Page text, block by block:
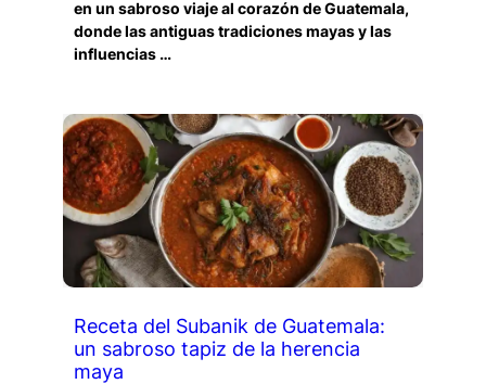
en un sabroso viaje al corazón de Guatemala,
donde las antiguas tradiciones mayas y las
influencias …
Receta del Subanik de Guatemala:
un sabroso tapiz de la herencia
maya